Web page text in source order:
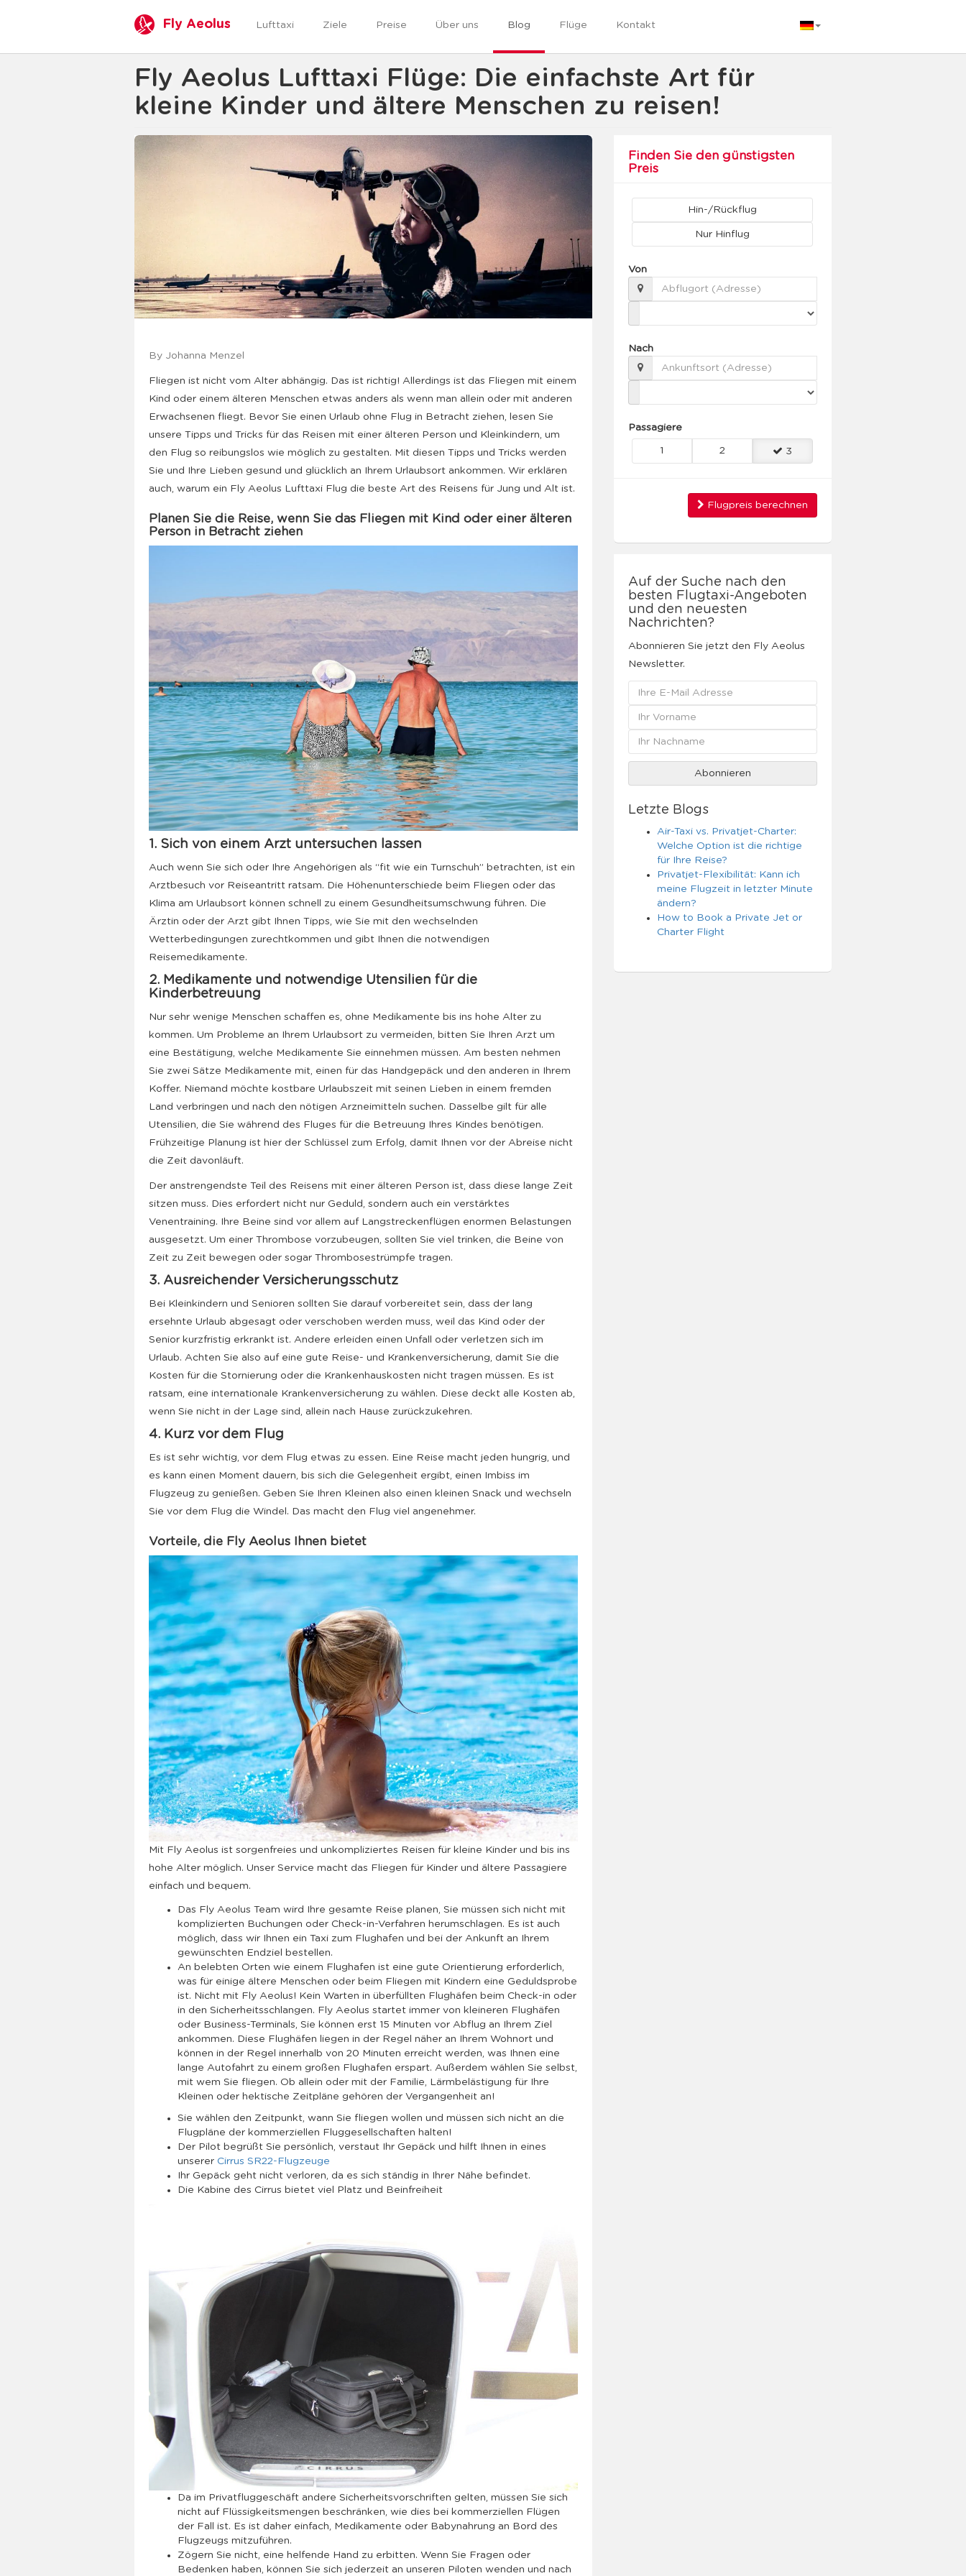
Fly Aeolus Lufttaxi Ziele Preise Über uns Blog Flüge Kontakt
Fly Aeolus Lufttaxi Flüge: Die einfachste Art für
kleine Kinder und ältere Menschen zu reisen!
By Johanna Menzel
Fliegen ist nicht vom Alter abhängig. Das ist richtig! Allerdings ist das Fliegen mit einem
Kind oder einem älteren Menschen etwas anders als wenn man allein oder mit anderen
Erwachsenen fliegt. Bevor Sie einen Urlaub ohne Flug in Betracht ziehen, lesen Sie
unsere Tipps und Tricks für das Reisen mit einer älteren Person und Kleinkindern, um
den Flug so reibungslos wie möglich zu gestalten. Mit diesen Tipps und Tricks werden
Sie und Ihre Lieben gesund und glücklich an Ihrem Urlaubsort ankommen. Wir erklären
auch, warum ein Fly Aeolus Lufttaxi Flug die beste Art des Reisens für Jung und Alt ist.
Planen Sie die Reise, wenn Sie das Fliegen mit Kind oder einer älteren
Person in Betracht ziehen
1. Sich von einem Arzt untersuchen lassen
Auch wenn Sie sich oder Ihre Angehörigen als “fit wie ein Turnschuh” betrachten, ist ein
Arztbesuch vor Reiseantritt ratsam. Die Höhenunterschiede beim Fliegen oder das
Klima am Urlaubsort können schnell zu einem Gesundheitsumschwung führen. Die
Ärztin oder der Arzt gibt Ihnen Tipps, wie Sie mit den wechselnden
Wetterbedingungen zurechtkommen und gibt Ihnen die notwendigen
Reisemedikamente.
2. Medikamente und notwendige Utensilien für die
Kinderbetreuung
Nur sehr wenige Menschen schaffen es, ohne Medikamente bis ins hohe Alter zu
kommen. Um Probleme an Ihrem Urlaubsort zu vermeiden, bitten Sie Ihren Arzt um
eine Bestätigung, welche Medikamente Sie einnehmen müssen. Am besten nehmen
Sie zwei Sätze Medikamente mit, einen für das Handgepäck und den anderen in Ihrem
Koffer. Niemand möchte kostbare Urlaubszeit mit seinen Lieben in einem fremden
Land verbringen und nach den nötigen Arzneimitteln suchen. Dasselbe gilt für alle
Utensilien, die Sie während des Fluges für die Betreuung Ihres Kindes benötigen.
Frühzeitige Planung ist hier der Schlüssel zum Erfolg, damit Ihnen vor der Abreise nicht
die Zeit davonläuft.
Der anstrengendste Teil des Reisens mit einer älteren Person ist, dass diese lange Zeit
sitzen muss. Dies erfordert nicht nur Geduld, sondern auch ein verstärktes
Venentraining. Ihre Beine sind vor allem auf Langstreckenflügen enormen Belastungen
ausgesetzt. Um einer Thrombose vorzubeugen, sollten Sie viel trinken, die Beine von
Zeit zu Zeit bewegen oder sogar Thrombosestrümpfe tragen.
3. Ausreichender Versicherungsschutz
Bei Kleinkindern und Senioren sollten Sie darauf vorbereitet sein, dass der lang
ersehnte Urlaub abgesagt oder verschoben werden muss, weil das Kind oder der
Senior kurzfristig erkrankt ist. Andere erleiden einen Unfall oder verletzen sich im
Urlaub. Achten Sie also auf eine gute Reise- und Krankenversicherung, damit Sie die
Kosten für die Stornierung oder die Krankenhauskosten nicht tragen müssen. Es ist
ratsam, eine internationale Krankenversicherung zu wählen. Diese deckt alle Kosten ab,
wenn Sie nicht in der Lage sind, allein nach Hause zurückzukehren.
4. Kurz vor dem Flug
Es ist sehr wichtig, vor dem Flug etwas zu essen. Eine Reise macht jeden hungrig, und
es kann einen Moment dauern, bis sich die Gelegenheit ergibt, einen Imbiss im
Flugzeug zu genießen. Geben Sie Ihren Kleinen also einen kleinen Snack und wechseln
Sie vor dem Flug die Windel. Das macht den Flug viel angenehmer.
Vorteile, die Fly Aeolus Ihnen bietet
Mit Fly Aeolus ist sorgenfreies und unkompliziertes Reisen für kleine Kinder und bis ins
hohe Alter möglich. Unser Service macht das Fliegen für Kinder und ältere Passagiere
einfach und bequem.
Das Fly Aeolus Team wird Ihre gesamte Reise planen, Sie müssen sich nicht mit
komplizierten Buchungen oder Check-in-Verfahren herumschlagen. Es ist auch
möglich, dass wir Ihnen ein Taxi zum Flughafen und bei der Ankunft an Ihrem
gewünschten Endziel bestellen.
An belebten Orten wie einem Flughafen ist eine gute Orientierung erforderlich,
was für einige ältere Menschen oder beim Fliegen mit Kindern eine Geduldsprobe
ist. Nicht mit Fly Aeolus! Kein Warten in überfüllten Flughäfen beim Check-in oder
in den Sicherheitsschlangen. Fly Aeolus startet immer von kleineren Flughäfen
oder Business-Terminals, Sie können erst 15 Minuten vor Abflug an Ihrem Ziel
ankommen. Diese Flughäfen liegen in der Regel näher an Ihrem Wohnort und
können in der Regel innerhalb von 20 Minuten erreicht werden, was Ihnen eine
lange Autofahrt zu einem großen Flughafen erspart. Außerdem wählen Sie selbst,
mit wem Sie fliegen. Ob allein oder mit der Familie, Lärmbelästigung für Ihre
Kleinen oder hektische Zeitpläne gehören der Vergangenheit an!
Sie wählen den Zeitpunkt, wann Sie fliegen wollen und müssen sich nicht an die
Flugpläne der kommerziellen Fluggesellschaften halten!
Der Pilot begrüßt Sie persönlich, verstaut Ihr Gepäck und hilft Ihnen in eines
unserer Cirrus SR22-Flugzeuge
Ihr Gepäck geht nicht verloren, da es sich ständig in Ihrer Nähe befindet.
Die Kabine des Cirrus bietet viel Platz und Beinfreiheit
Da im Privatfluggeschäft andere Sicherheitsvorschriften gelten, müssen Sie sich
nicht auf Flüssigkeitsmengen beschränken, wie dies bei kommerziellen Flügen
der Fall ist. Es ist daher einfach, Medikamente oder Babynahrung an Bord des
Flugzeugs mitzuführen.
Zögern Sie nicht, eine helfende Hand zu erbitten. Wenn Sie Fragen oder
Bedenken haben, können Sie sich jederzeit an unseren Piloten wenden und nach
Finden Sie den günstigsten
Preis
Hin-/Rückflug
Nur Hinflug
Von
Nach
Passagiere
1 2 3
Flugpreis berechnen
Auf der Suche nach den
besten Flugtaxi-Angeboten
und den neuesten
Nachrichten?
Abonnieren Sie jetzt den Fly Aeolus
Newsletter.
Letzte Blogs
Air-Taxi vs. Privatjet-Charter:
Welche Option ist die richtige
für Ihre Reise?
Privatjet-Flexibilität: Kann ich
meine Flugzeit in letzter Minute
ändern?
How to Book a Private Jet or
Charter Flight